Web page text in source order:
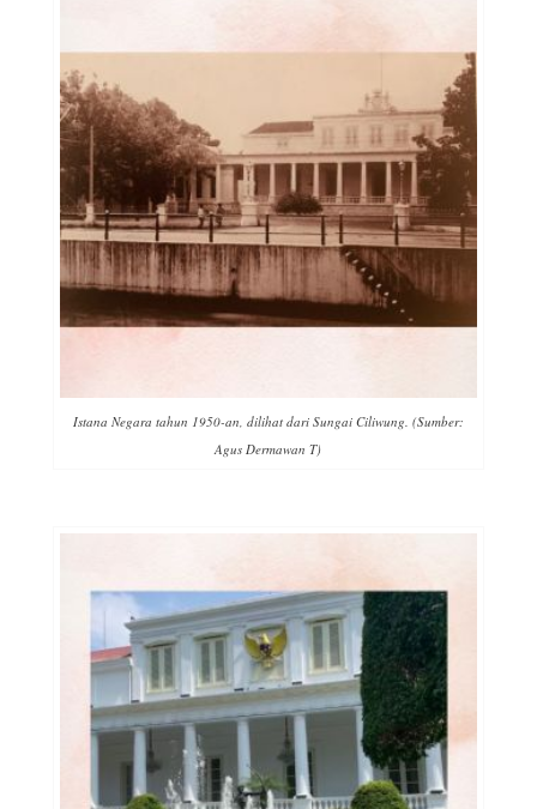
Istana Negara tahun 1950-an, dilihat dari Sungai Ciliwung. (Sumber:
Agus Dermawan T)